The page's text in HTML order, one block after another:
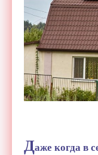
Даже когда в